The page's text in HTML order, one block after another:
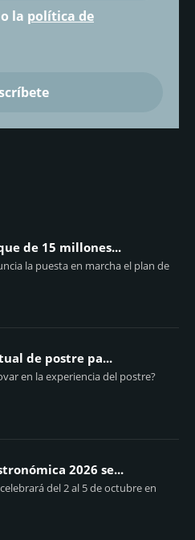
la política de
de 15 millones...
la puesta en marcha el plan de
de postre pa...
en la experiencia del postre?
2026 se...
del 2 al 5 de octubre en